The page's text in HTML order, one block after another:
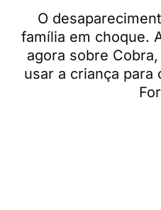
O
família em choque.
agora sobre
usar a criança para